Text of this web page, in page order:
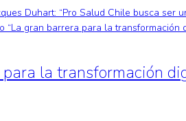
Duhart: “Pro Salud Chile busca ser
para la transformación